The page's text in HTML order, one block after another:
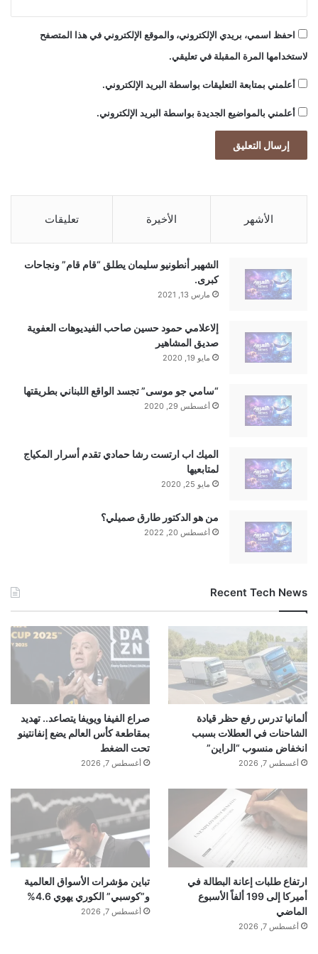
احفظ اسمي، بريدي الإلكتروني، والموقع الإلكتروني في هذا المتصفح
لاستخدامها المرة المقبلة في تعليقي.
أعلمني بمتابعة التعليقات بواسطة البريد الإلكتروني.
أعلمني بالمواضيع الجديدة بواسطة البريد الإلكتروني.
الأشهر الأخيرة تعليقات
الشهير أنطونيو سليمان يطلق “قام قام” ونجاحات
كبرى.
مارس 13, 2021
إلاعلامي حمود حسين صاحب الفيديوهات العفوية
صديق المشاهير
مايو 19, 2020
“سامي جو موسى” تجسد الواقع اللبناني بطريقتها
أغسطس 29, 2020
الميك اب ارتست رشا حمادي تقدم أسرار المكياج
لمتابعيها
مايو 25, 2020
من هو الدكتور طارق صميلي؟
أغسطس 20, 2022
Recent Tech News
ألمانيا تدرس رفع حظر قيادة
الشاحنات في العطلات بسبب
انخفاض منسوب “الراين”
أغسطس 7, 2026
صراع الفيفا ويويفا يتصاعد.. تهديد
بمقاطعة كأس العالم يضع إنفانتينو
تحت الضغط
أغسطس 7, 2026
ارتفاع طلبات إعانة البطالة في
أميركا إلى 199 ألفاً الأسبوع
الماضي
أغسطس 7, 2026
تباين مؤشرات الأسواق العالمية
و”كوسبي” الكوري يهوي 4.6%
أغسطس 7, 2026